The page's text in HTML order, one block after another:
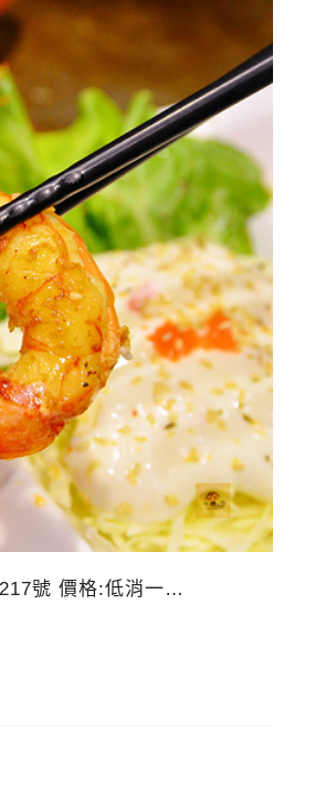
號 價格:低消一…